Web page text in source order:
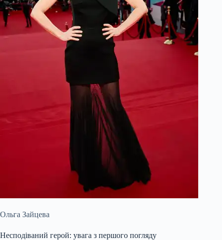
Ольга Зайцева
Несподіваний герой: увага з першого погляду